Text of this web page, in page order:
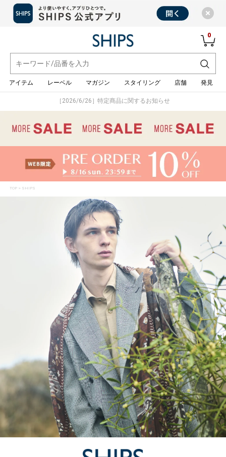
0
アイテム レーベル マガジン スタイリング 店舗 発見
［2026/5/27］特定商品に関するお知らせ
TOP> SHIPS